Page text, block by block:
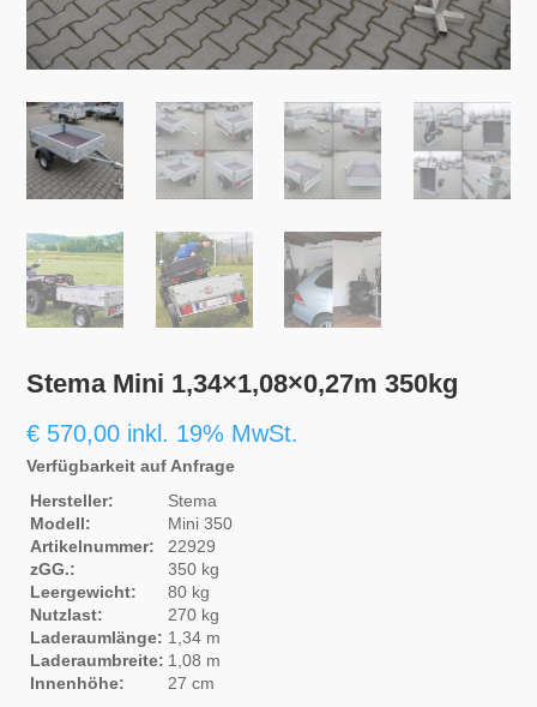
Stema Mini 1,34×1,08×0,27m 350kg
€ 570,00 inkl. 19% MwSt.
Verfügbarkeit auf Anfrage
Hersteller:
Stema
Modell:
Mini 350
Artikelnummer:
22929
zGG.:
350 kg
Leergewicht:
80 kg
Nutzlast:
270 kg
Laderaumlänge: 1,34 m
Laderaumbreite: 1,08 m
Innenhöhe:
27 cm